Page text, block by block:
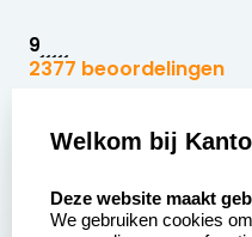
9
2377 beoordelingen
Zakelijk:
Aanvraag op maat
Welkom bij
Deze website maakt
We gebruiken cookies